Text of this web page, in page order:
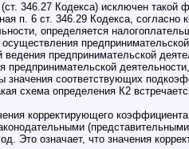
346.27 Кодекса) исключен такой
п. 6 ст. 346.29 Кодекса, согласно
определяется
предпринимательской
соответствующих
схема определения К2
корректирующего
Это означает, что значения